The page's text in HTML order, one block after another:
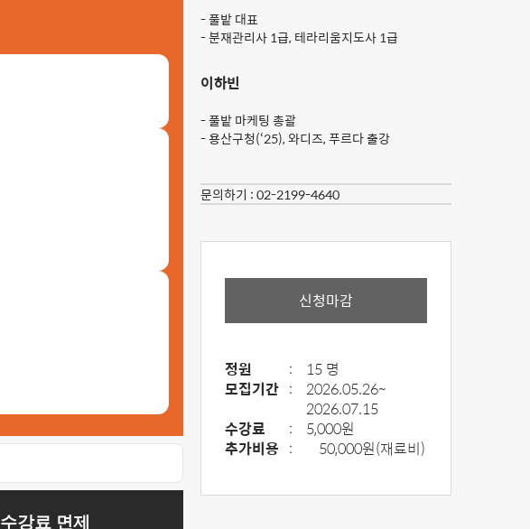
수강료 면제
- 풀밭 대표
- 분재관리사 1급, 테라리움지도사 1급
이하빈
- 풀밭 마케팅 총괄
- 용산구청(‘25), 와디즈, 푸르다 출강
문의하기 :02-2199-4640
신청마감
정원 :
15 명
모집기간 :
2026.05.26~
2026.07.15
수강료
:
5,000원
추가비용 : 50,000원(재료비)